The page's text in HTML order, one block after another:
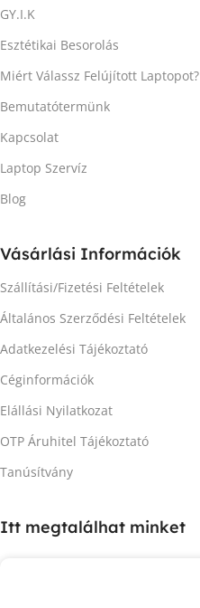
GY.I.K
Esztétikai Besorolás
Miért Válassz Felújított Laptopot?
Bemutatótermünk
Kapcsolat
Laptop Szervíz
Blog
Vásárlási Információk
Szállítási/Fizetési Feltételek
Általános Szerződési Feltételek
Adatkezelési Tájékoztató
Céginformációk
Elállási Nyilatkozat
OTP Áruhitel Tájékoztató
Tanúsítvány
Itt megtalálhat minket